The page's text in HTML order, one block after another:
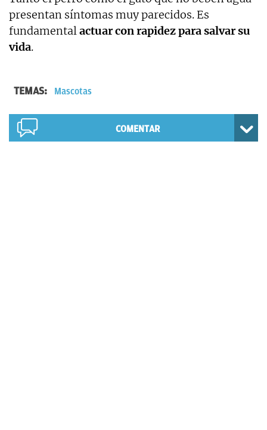
presentan síntomas muy parecidos. Es
fundamentalactuar con rapidez para salvar su
vida.
TEMAS: Mascotas
COMENTAR